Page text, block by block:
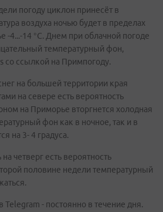
погоду циклон принесёт в
воздуха ночью будет в пределах
-4...-14 °С. Днем при облачной погоде
температурный фон,
со ссылкой на Примпогоду.
на большей территории края
на севере есть вероятность
на Приморье вторгнется холодная
фон как в ночное, так и в
на 3- 4 градуса.
четверг есть вероятность
половине недели температурный
Telegram - постоянно в течение дня.